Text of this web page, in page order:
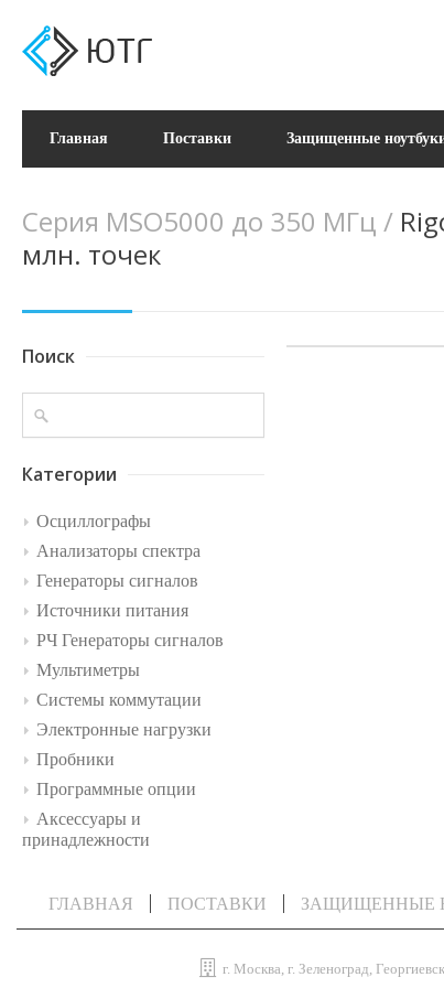
Главная Поставки Защищенные
Серия MSO5000 до 350 МГц /
млн. точек
Поиск
Категории
Осциллографы
Анализаторы спектра
Генераторы сигналов
Источники питания
РЧ Генераторы сигналов
Мультиметры
Системы коммутации
Электронные нагрузки
Пробники
Программные опции
Аксессуары и
принадлежности
ГЛАВНАЯ ПОСТАВКИ ЗАЩИЩЕННЫЕ
г. Москва, г. Зеленоград,